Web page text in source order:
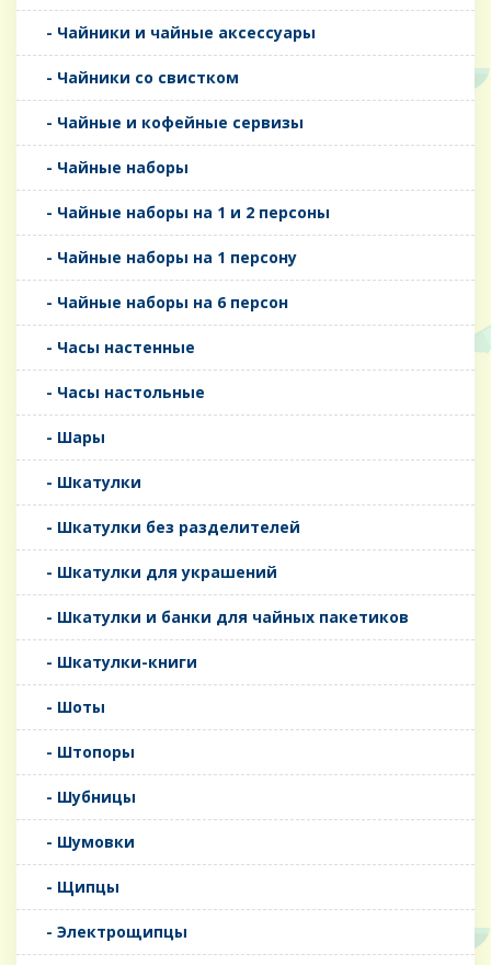
- Чайники и чайные аксессуары
- Чайники со свистком
- Чайные и кофейные сервизы
- Чайные наборы
- Чайные наборы на 1 и 2 персоны
- Чайные наборы на 1 персону
- Чайные наборы на 6 персон
- Часы настенные
- Часы настольные
- Шары
- Шкатулки
- Шкатулки без разделителей
- Шкатулки для украшений
- Шкатулки и банки для чайных пакетиков
- Шкатулки-книги
- Шоты
- Штопоры
- Шубницы
- Шумовки
- Щипцы
- Электрощипцы